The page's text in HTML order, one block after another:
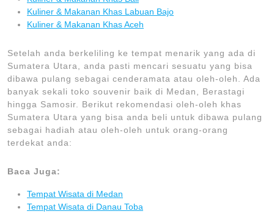
Kuliner & Makanan Khas Labuan Bajo
Kuliner & Makanan Khas Aceh
Setelah anda berkeliling ke tempat menarik yang ada di
Sumatera Utara, anda pasti mencari sesuatu yang bisa
dibawa pulang sebagai cenderamata atau oleh-oleh. Ada
banyak sekali toko souvenir baik di Medan, Berastagi
hingga Samosir. Berikut rekomendasi oleh-oleh khas
Sumatera Utara yang bisa anda beli untuk dibawa pulang
sebagai hadiah atau oleh-oleh untuk orang-orang
terdekat anda:
Baca Juga:
Tempat Wisata di Medan
Tempat Wisata di Danau Toba